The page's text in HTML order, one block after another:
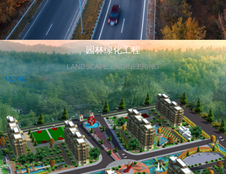
园林绿化工程
LANDSCAPE ENGINEERING
MORE